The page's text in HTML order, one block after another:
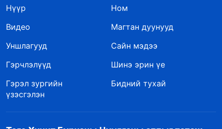
Нүүр
Ном
Видео
Магтан дуунууд
Уншлагууд
Сайн мэдээ
Гэрчлэлүүд
Шинэ эрин үе
Гэрэл зургийн
үзэсгэлэн
Бидний тухай